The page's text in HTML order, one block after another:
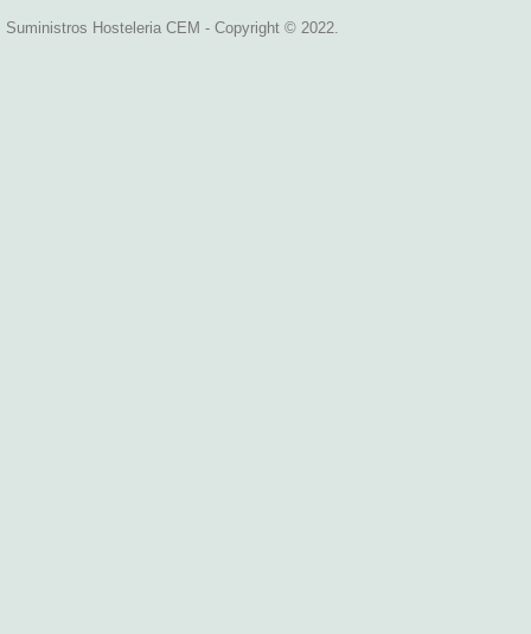
Suministros Hosteleria CEM - Copyright © 2022.